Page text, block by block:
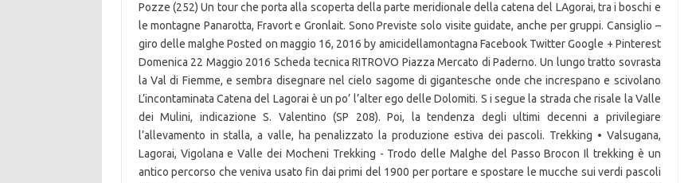
Pozze (252) Un tour che porta alla scoperta della parte meridionale della catena del LAgorai, tra i boschi e
le montagne Panarotta, Fravort e Gronlait. Sono Previste solo visite guidate, anche per gruppi. Cansiglio –
giro delle malghe Posted on maggio 16, 2016 by amicidellamontagna Facebook Twitter Google + Pinterest
Domenica 22 Maggio 2016 Scheda tecnica RITROVO Piazza Mercato di Paderno. Un lungo tratto sovrasta
la Val di Fiemme, e sembra disegnare nel cielo sagome di gigantesche onde che increspano e scivolano
L’incontaminata Catena del Lagorai è un po’ l’alter ego delle Dolomiti. S i segue la strada che risale la Valle
dei Mulini, indicazione S. Valentino (SP 208). Poi, la tendenza degli ultimi decenni a privilegiare
l’allevamento in stalla, a valle, ha penalizzato la produzione estiva dei pascoli. Trekking • Valsugana,
Lagorai, Vigolana e Valle dei Mocheni Trekking - Trodo delle Malghe del Passo Brocon Il trekking è un
antico percorso che veniva usato fin dai primi del 1900 per portare e spostare le mucche sui verdi pascoli